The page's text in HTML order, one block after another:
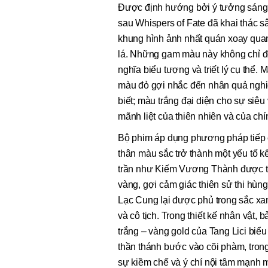
Được định hướng bởi ý tưởng sáng
sau Whispers of Fate đã khai thác
khung hình ảnh nhất quán xoay
lá. Những gam màu này không chỉ
nghĩa biểu tượng và triết lý cụ thể.
màu đỏ gợi nhắc đến nhân quả
biết; màu trắng đại diện cho sự
mãnh liệt của thiên nhiên và của
Bộ phim áp dụng phương pháp
thân màu sắc trở thành một yếu tố
trần như Kiếm Vương Thành được
vàng, gợi cảm giác thiên sử thi
Lạc Cung lại được phủ trong sắc
và cô tịch. Trong thiết kế nhân vật,
trắng – vàng gold của Tang Lici
thần thánh bước vào cõi phàm,
sự kiềm chế và ý chí nội tâm mạnh